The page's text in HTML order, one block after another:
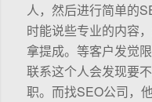
人，然后进行简单的
时能说些专业的内容
拿提成。等客户发觉
联系这个人会发现要
职。而找SEO公司，